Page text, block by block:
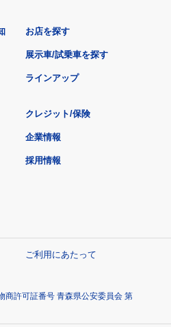
お店を探す
展示車/試乗車を探す
ラインアップ
クレジット/保険
企業情報
採用情報
ご利用にあたって
商許可証番号 青森県公安委員会 第